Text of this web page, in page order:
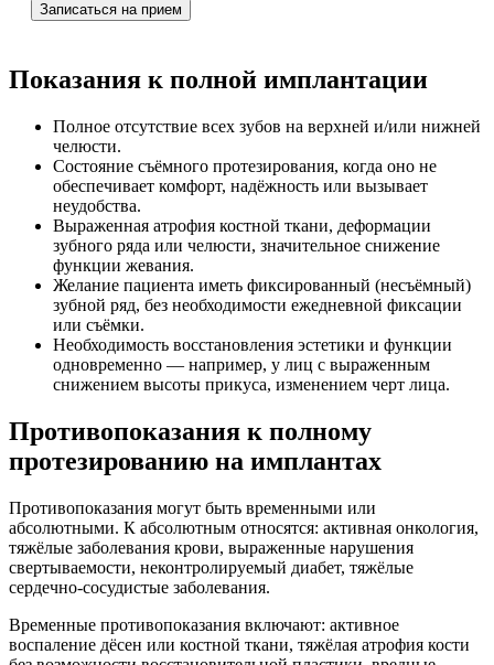
Записаться на прием
Показания к полной имплантации
Полное отсутствие всех зубов на верхней и/или нижней
челюсти.
Состояние съёмного протезирования, когда оно не
обеспечивает комфорт, надёжность или вызывает
неудобства.
Выраженная атрофия костной ткани, деформации
зубного ряда или челюсти, значительное снижение
функции жевания.
Желание пациента иметь фиксированный (несъёмный)
зубной ряд, без необходимости ежедневной фиксации
или съёмки.
Необходимость восстановления эстетики и функции
одновременно — например, у лиц с выраженным
снижением высоты прикуса, изменением черт лица.
Противопоказания к полному
протезированию на имплантах
Противопоказания могут быть временными или
абсолютными. К абсолютным относятся: активная онкология,
тяжёлые заболевания крови, выраженные нарушения
свертываемости, неконтролируемый диабет, тяжёлые
сердечно‑сосудистые заболевания.
Временные противопоказания включают: активное
воспаление дёсен или костной ткани, тяжёлая атрофия кости